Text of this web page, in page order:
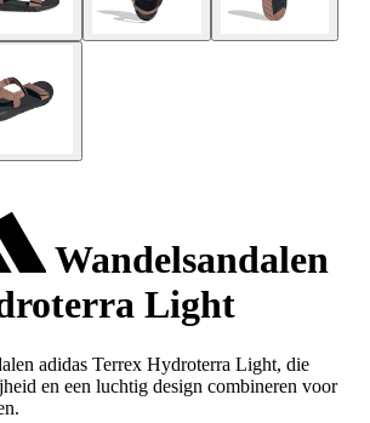
Wandelsandalen
Light
adidas Terrex Hydroterra Light, die
en een luchtig design combineren voor